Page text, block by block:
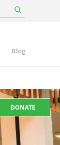
Blog
DONATE